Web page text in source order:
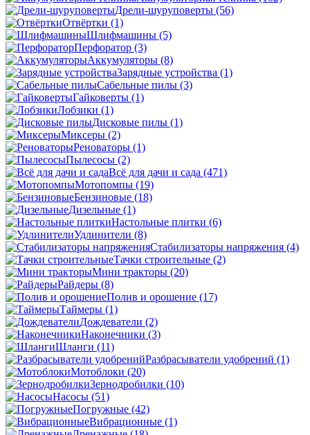
Дрели-шуруповерты (56)
Отвёртки (1)
Шлифмашины (5)
Перфоратор (3)
Аккумуляторы (8)
Зарядные устройства (1)
Сабельные пилы (3)
Гайковерты (1)
Лобзики (1)
Дисковые пилы (1)
Миксеры (2)
Реноваторы (1)
Пылесосы (2)
Всё для дачи и сада (471)
Мотопомпы (19)
Бензиновые (18)
Дизельные (1)
Настольные плитки (6)
Удлинители (8)
Стабилизаторы напряжения (4)
Тачки строительные (2)
Мини тракторы (20)
Райдеры (8)
Полив и орошение (17)
Таймеры (1)
Дождеватели (2)
Наконечники (3)
Шланги (11)
Разбрасыватели удобрений (1)
Мотоблоки (20)
Зернодробилки (10)
Насосы (51)
Погружные (42)
Вибрационные (1)